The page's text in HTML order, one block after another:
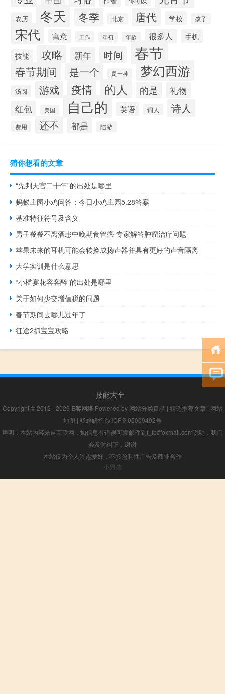
农历 冬天 冬季 北京 唐代 学校 孩子
宋代 寓意 工作 年初 年龄 很多人 手机
技能 攻略 新年 时间 春节
春节期间 是一个 是一种 梦幻西游
汤圆 游戏 疫情 的人 的是
礼物
红包
美国 自己的 英语 词人 诗人
费用 还不 都是 陆游
猜你想看的文章
“先判天官二十年”的出处是哪里
蚂蚁庄园小鸡问答：今日小鸡庄园5.28答案
基准特征符号及含义
男子餐餐不离酒患中晚期食管癌 专家解答肿瘤治疗问题
苹果未来的耳机可能会转换成扬声器并具有更好的声音隔离
大学实训是什么意思
“小槛宴花容客醉”的出处是哪里
关于如何少交增值税的问题
春节期间去哪儿过年了
征途2抓宝宝攻略
技能大全
Copyright © 2012 - 2026 E客网络 Powered by 网站分类目录 | 精选推荐文章 | 网站
地图 | 疑难解答 陕ICP备05009492号
声明：本站内容来自互联网，如信息有错误可发邮件到f_fb#foxmail.com说明，我们
会及时纠正，谢谢
本站仅为个人兴趣爱好，不接盈利性广告及商业合作
小男孩